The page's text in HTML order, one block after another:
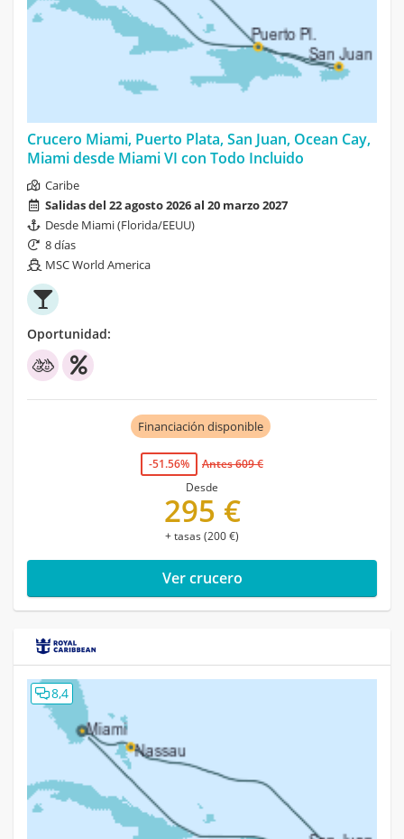
Crucero Miami, Puerto Plata, San Juan, Ocean Cay,
Miami desde Miami VI con Todo Incluido
Caribe
Salidas del 22 agosto 2026 al 20 marzo 2027
Desde Miami (Florida/EEUU)
8 días
MSC World America
Oportunidad:
Financiación disponible
-51.56%
Antes 609 €
Desde
295 €
+ tasas (200 €)
Ver crucero
8,4